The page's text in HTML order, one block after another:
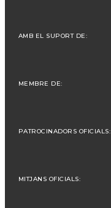
AMB EL SUPORT DE:
MEMBRE DE:
PATROCINADORS OFICIALS:
MITJANS OFICIALS: